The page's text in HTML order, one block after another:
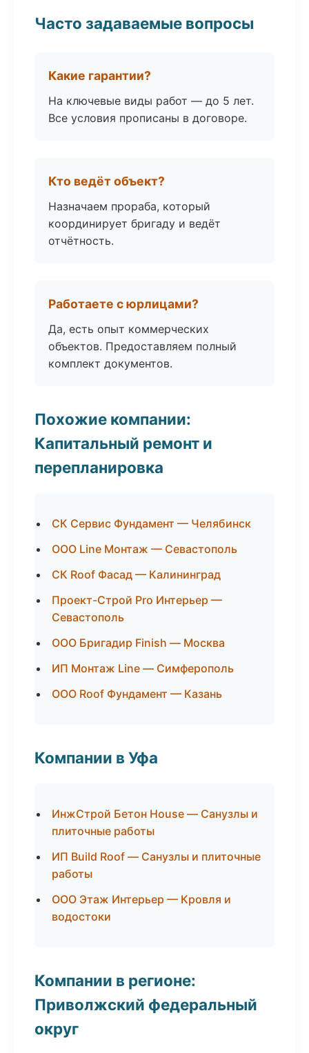
Часто задаваемые вопросы
Какие гарантии?
На ключевые виды работ — до 5 лет.
Все условия прописаны в договоре.
Кто ведёт объект?
Назначаем прораба, который
координирует бригаду и ведёт
отчётность.
Работаете с юрлицами?
Да, есть опыт коммерческих
объектов. Предоставляем полный
комплект документов.
Похожие компании:
Капитальный ремонт и
перепланировка
СК Сервис Фундамент — Челябинск
ООО Line Монтаж — Севастополь
СК Roof Фасад — Калининград
Проект-Строй Pro Интерьер —
Севастополь
ООО Бригадир Finish — Москва
ИП Монтаж Line — Симферополь
ООО Roof Фундамент — Казань
Компании в Уфа
ИнжСтрой Бетон House — Санузлы и
плиточные работы
ИП Build Roof — Санузлы и плиточные
работы
ООО Этаж Интерьер — Кровля и
водостоки
Компании в регионе:
Приволжский федеральный
округ